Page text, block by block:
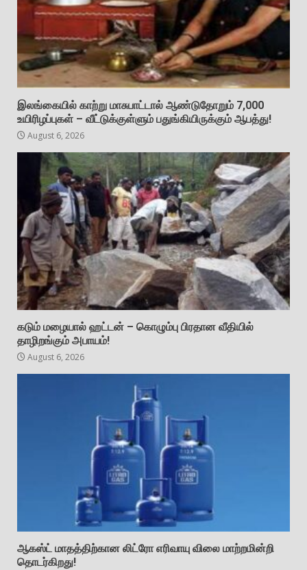
இலங்கையில் காற்று மாசுபாட்டால் ஆண்டுதோறும் 7,000
உயிரிழப்புகள் – வீட்டுக்குள்ளும் பதுங்கியிருக்கும் ஆபத்து!
August 6, 2026
கடும் மழையால் ஹட்டன் – கொழும்பு பிரதான வீதியில்
தாழிறங்கும் அபாயம்!
August 6, 2026
ஆகஸ்ட் மாதத்திற்கான லிட்ரோ எரிவாயு விலை மாற்றமின்றி
தொடர்கிறது!